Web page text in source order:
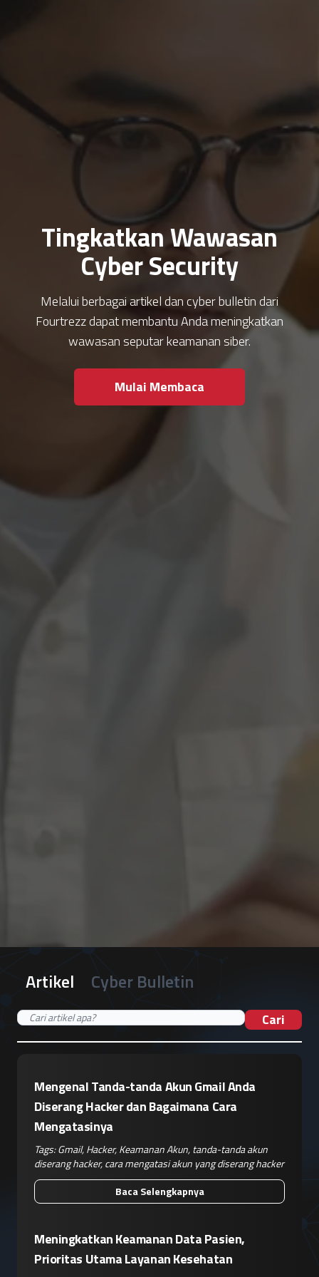
Tingkatkan Wawasan
Cyber Security
Melalui berbagai artikel dan cyber bulletin dari
Fourtrezz dapat membantu Anda meningkatkan
wawasan seputar keamanan siber.
Mulai Membaca
Artikel Cyber Bulletin
Cari
Mengenal Tanda-tanda Akun Gmail Anda
Diserang Hacker dan Bagaimana Cara
Mengatasinya
Tags:Gmail,Hacker,Keamanan Akun,tanda-tanda akun
diserang hacker,cara mengatasi akun yang diserang hacker
Baca Selengkapnya
Meningkatkan Keamanan Data Pasien,
Prioritas Utama Layanan Kesehatan